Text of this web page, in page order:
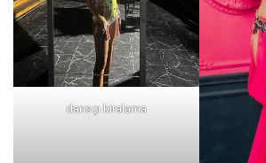
dansçı kiralama